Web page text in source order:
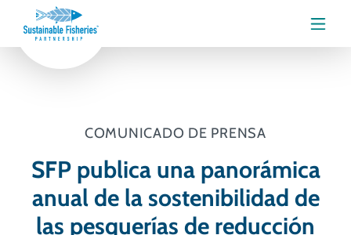
Menú
COMUNICADO DE PRENSA
SFP publica una panorámica
anual de la sostenibilidad de
las pesquerías de reducción